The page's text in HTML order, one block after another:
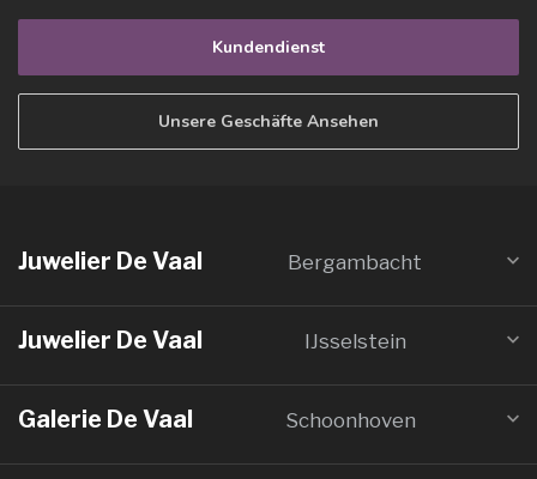
Kundendienst
Unsere Geschäfte Ansehen
Juwelier De Vaal Bergambacht
Juwelier De Vaal IJsselstein
Galerie De Vaal Schoonhoven